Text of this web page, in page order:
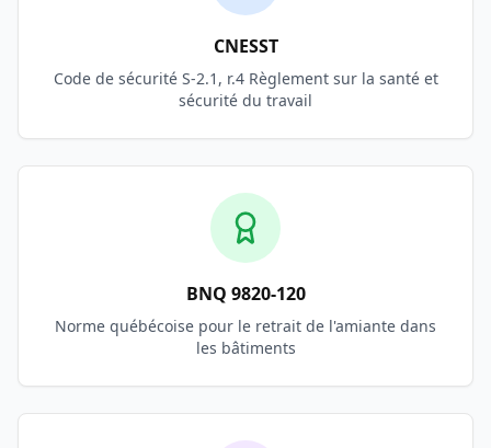
CNESST
Code de sécurité S-2.1, r.4 Règlement sur la santé et
sécurité du travail
BNQ 9820-120
Norme québécoise pour le retrait de l'amiante dans
les bâtiments